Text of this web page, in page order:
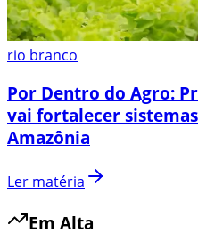
rio branco
Por Dentro do Agro:
vai fortalecer
Amazônia
Ler matéria
Em Alta